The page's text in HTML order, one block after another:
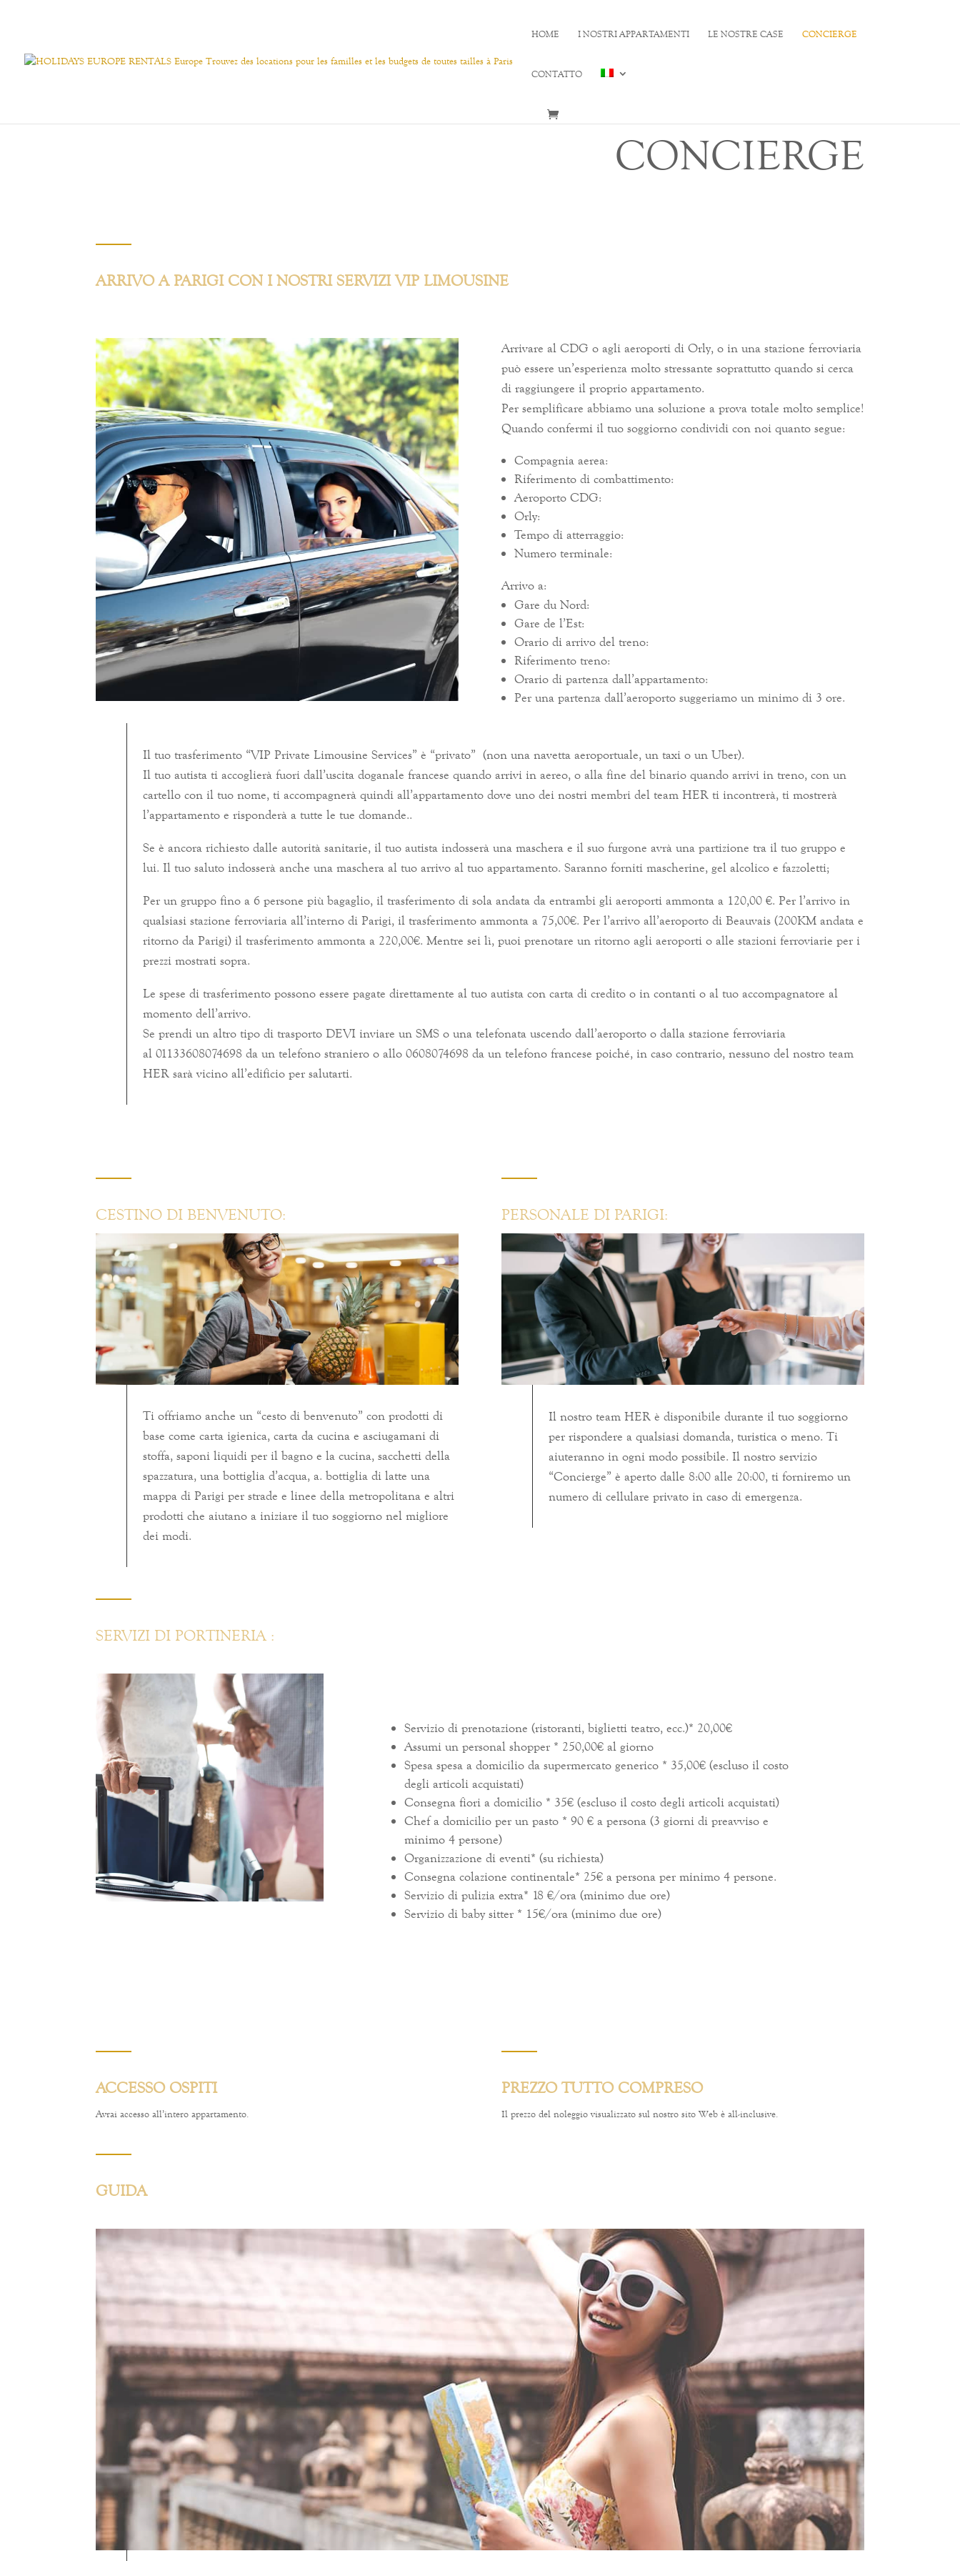
HOME I NOSTRI APPARTAMENTI LE NOSTRE CASE CONCIERGE
CONTATTO
CONCIERGE
ARRIVO A PARIGI CON I NOSTRI SERVIZI VIP LIMOUSINE
Arrivare al CDG o agli aeroporti di Orly, o in una stazione ferroviaria
può essere un’esperienza molto stressante soprattutto quando si cerca
di raggiungere il proprio appartamento.
Per semplificare abbiamo una soluzione a prova totale molto semplice!
Quando confermi il tuo soggiorno condividi con noi quanto segue:
Compagnia aerea:
Riferimento di combattimento:
Aeroporto CDG:
Orly:
Tempo di atterraggio:
Numero terminale:
Arrivo a:
Gare du Nord:
Gare de l’Est:
Orario di arrivo del treno:
Riferimento treno:
Orario di partenza dall’appartamento:
Per una partenza dall’aeroporto suggeriamo un minimo di 3 ore.
Il tuo trasferimento “VIP Private Limousine Services” è “privato” (non una navetta aeroportuale, un taxi o un Uber).
Il tuo autista ti accoglierà fuori dall’uscita doganale francese quando arrivi in ​​aereo, o alla fine del binario quando arrivi in ​​treno, con un
cartello con il tuo nome, ti accompagnerà quindi all’appartamento dove uno dei nostri membri del team HER ti incontrerà, ti mostrerà
l’appartamento e risponderà a tutte le tue domande..
Se è ancora richiesto dalle autorità sanitarie, il tuo autista indosserà una maschera e il suo furgone avrà una partizione tra il tuo gruppo e
lui. Il tuo saluto indosserà anche una maschera al tuo arrivo al tuo appartamento. Saranno forniti mascherine, gel alcolico e fazzoletti;
Per un gruppo fino a 6 persone più bagaglio, il trasferimento di sola andata da entrambi gli aeroporti ammonta a 120,00 €. Per l’arrivo in
qualsiasi stazione ferroviaria all’interno di Parigi, il trasferimento ammonta a 75,00€. Per l’arrivo all’aeroporto di Beauvais (200KM andata e
ritorno da Parigi) il trasferimento ammonta a 220,00€. Mentre sei lì, puoi prenotare un ritorno agli aeroporti o alle stazioni ferroviarie per i
prezzi mostrati sopra.
Le spese di trasferimento possono essere pagate direttamente al tuo autista con carta di credito o in contanti o al tuo accompagnatore al
momento dell’arrivo.
Se prendi un altro tipo di trasporto DEVI inviare un SMS o una telefonata uscendo dall’aeroporto o dalla stazione ferroviaria
al 01133608074698 da un telefono straniero o allo 0608074698 da un telefono francese poiché, in caso contrario, nessuno del nostro team
HER sarà vicino all’edificio per salutarti.
CESTINO DI BENVENUTO:
Ti offriamo anche un “cesto di benvenuto” con prodotti di
base come carta igienica, carta da cucina e asciugamani di
stoffa, saponi liquidi per il bagno e la cucina, sacchetti della
spazzatura, una bottiglia d’acqua, a. bottiglia di latte una
mappa di Parigi per strade e linee della metropolitana e altri
prodotti che aiutano a iniziare il tuo soggiorno nel migliore
dei modi.
PERSONALE DI PARIGI:
Il nostro team HER è disponibile durante il tuo soggiorno
per rispondere a qualsiasi domanda, turistica o meno. Ti
aiuteranno in ogni modo possibile. Il nostro servizio
“Concierge” è aperto dalle 8:00 alle 20:00, ti forniremo un
numero di cellulare privato in caso di emergenza.
SERVIZI DI PORTINERIA :
Servizio di prenotazione (ristoranti, biglietti teatro, ecc.)* 20,00€
Assumi un personal shopper * 250,00€ al giorno
Spesa spesa a domicilio da supermercato generico * 35,00€ (escluso il costo
degli articoli acquistati)
Consegna fiori a domicilio * 35€ (escluso il costo degli articoli acquistati)
Chef a domicilio per un pasto * 90 € a persona (3 giorni di preavviso e
minimo 4 persone)
Organizzazione di eventi* (su richiesta)
Consegna colazione continentale* 25€ a persona per minimo 4 persone.
Servizio di pulizia extra* 18 €/ora (minimo due ore)
Servizio di baby sitter * 15€/ora (minimo due ore)
ACCESSO OSPITI
Avrai accesso all’intero appartamento.
PREZZO TUTTO COMPRESO
Il prezzo del noleggio visualizzato sul nostro sito Web è all-inclusive.
GUIDA